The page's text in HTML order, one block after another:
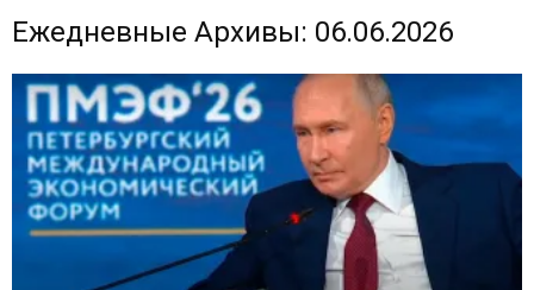
собор
Ежедневные Архивы: 06.06.2026